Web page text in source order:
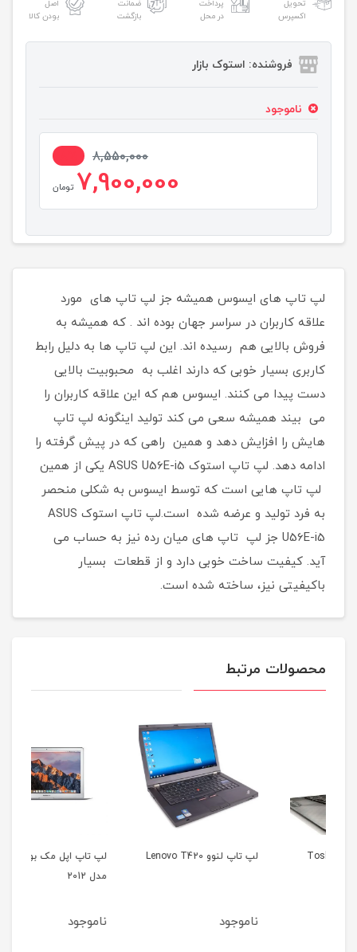
تحویل
اکسپرس
پرداخت
در محل
ضمانت
بازگشت
اصل
بودن کالا
فروشنده: استوک بازار
ناموجود
8,550,000
7,900,000 تومان
لپ تاپ های ایسوس همیشه جز لپ تاپ های مورد
علاقه کاربران در سراسر جهان بوده اند . که همیشه به
فروش بالایی هم رسیده اند. این لپ تاپ ها به دلیل رابط
کاربری بسیار خوبی که دارند اغلب به محبوبیت بالایی
دست پیدا می کنند. ایسوس هم که این علاقه کاربران را
می بیند همیشه سعی می کند تولید اینگونه لپ تاپ
هایش را افزایش دهد و همین راهی که در پیش گرفته را
ادامه دهد. لپ تاپ استوک ASUS U56E-i5 یکی از همین
لپ تاپ هایی است که توسط ایسوس به شکلی منحصر
به فرد تولید و عرضه شده است.لپ تاپ استوک ASUS
U56E-i5 جز لپ تاپ های میان رده نیز به حساب می
آید. کیفیت ساخت خوبی دارد و از قطعات بسیار
باکیفیتی نیز، ساخته شده است.
محصولات مرتبط
لپ تاپ لنوو Lenovo T420
لپ تاپ اپل مک بوک ایر